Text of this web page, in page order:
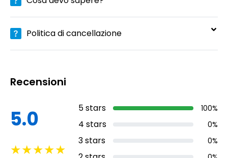
Politica di cancellazione
Recensioni
5.0
★★★★★
5stars 100%
4 stars 0%
3stars 0%